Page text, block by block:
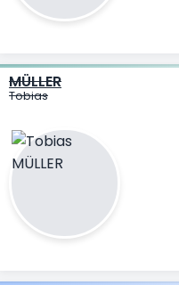
MÜLLER
Tobias